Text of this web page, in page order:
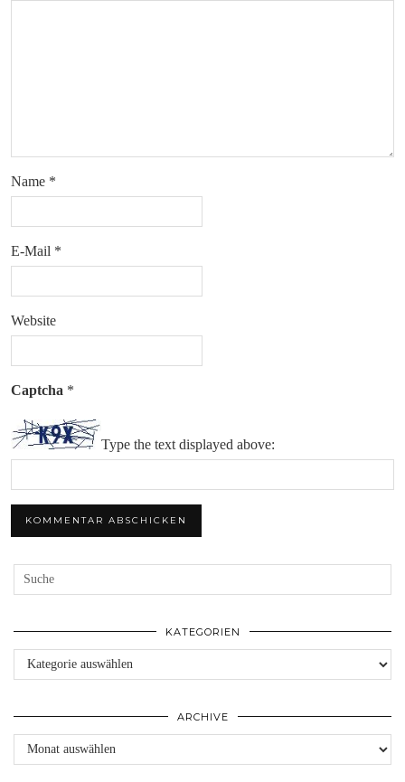
Name *
E-Mail *
Website
Captcha *
Type the text displayed above:
KATEGORIEN
Kategorien
ARCHIVE
Archive